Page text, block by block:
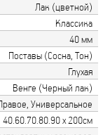
Лак (цветной)
Классика
40 мм
Поставы (Сосна, Тон)
Глухая
Венге (Черный лак)
Универсальное
40.60.70.80.90 х 200см